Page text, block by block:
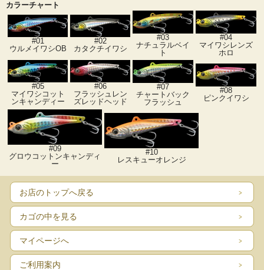
カラーチャート
#01
ウルメイワシOB
#02
カタクチイワシ
#03
ナチュラルベイ
ト
#04
マイワシレンズ
ホロ
#05
マイワシコット
ンキャンディー
#06
フラッシュレン
ズレッドヘッド
#07
チャートバック
フラッシュ
#08
ピンクイワシ
#09
グロウコットンキャンディ
ー
#10
レスキューオレンジ
お店のトップへ戻る
カゴの中を見る
マイページへ
ご利用案内